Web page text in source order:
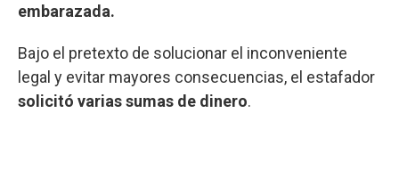
embarazada.
Bajo el pretexto de solucionar el inconveniente
legal y evitar mayores consecuencias, el estafador
solicitó varias sumas de dinero.